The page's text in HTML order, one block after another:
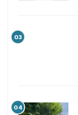
03
04